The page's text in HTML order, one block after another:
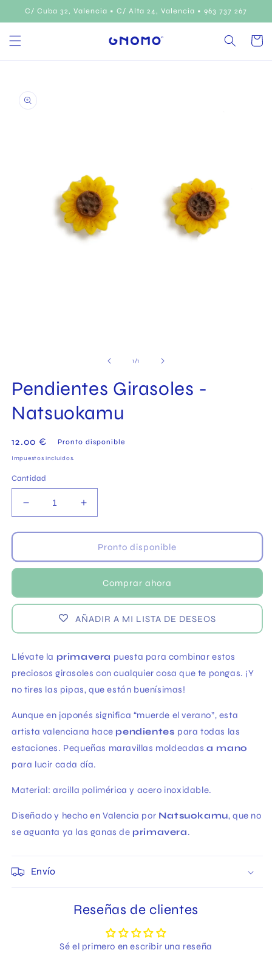
directamente
al contenido
C/ Cuba 32, Valencia • C/ Alta 24, Valencia • 963 737 267
Carrito
información
una
ventana
modal
1/de1
Pendientes Girasoles -
Natsuokamu
Precio
habitual
12.00 € Pronto disponible
Impuestos incluidos.
Cantidad
Reducir
cantidad
para
Girasoles
-
Aumentar
cantidad
para
Pendientes
Girasoles
-
Natsuokamu
Pronto disponible
Comprar ahora
AÑADIR A MI LISTA DE DESEOS
Llévate la primavera puesta para combinar estos
preciosos girasoles con cualquier cosa que te pongas. ¡Y
no tires las pipas, que están buenísimas!
Aunque en japonés significa “muerde el verano”, esta
artista valenciana hace pendientes para todas las
estaciones. Pequeñas maravillas moldeadasa mano
para lucir cada día.
Material: arcilla polimérica y acero inoxidable.
Diseñado y hecho en Valencia por Natsuokamu, que no
se aguanta ya las ganas de primavera.
Envío
Reseñas de clientes
Sé el primero en escribir una reseña